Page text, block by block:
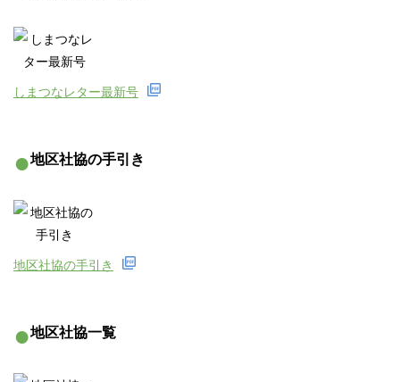
しまつなレター最新号
地区社協の手引き
●地区社協の手引き
●地区社協一覧